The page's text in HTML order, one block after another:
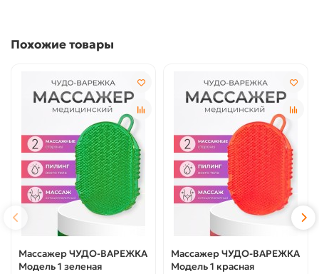
Похожие товары
Массажер ЧУДО-ВАРЕЖКА
Модель 1 зеленая
Массажер ЧУДО-ВАРЕЖКА
Модель 1 красная